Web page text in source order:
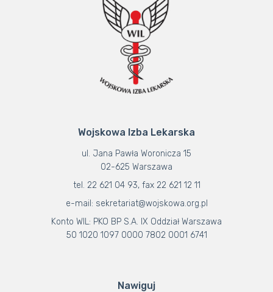
Wojskowa Izba Lekarska
ul. Jana Pawła Woronicza 15
02-625 Warszawa
tel. 22 621 04 93, fax 22 621 12 11
e-mail: sekretariat@wojskowa.org.pl
Konto WIL: PKO BP S.A. IX Oddział Warszawa
50 1020 1097 0000 7802 0001 6741
Nawiguj